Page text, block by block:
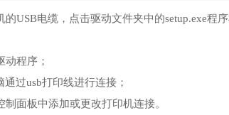
USB电缆，点击驱动文件夹中的setup.exe程
程序；
过usb打印线进行连接；
面板中添加或更改打印机连接。